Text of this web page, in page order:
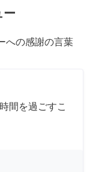
ー
への感謝の言葉
間を過ごすこ